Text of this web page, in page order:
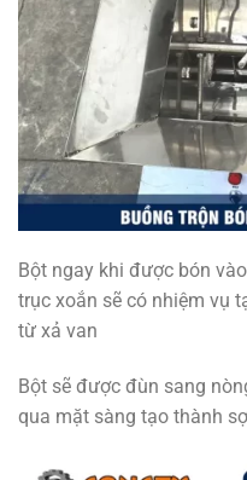
Bột ngay khi được bón
trục xoắn sẽ có nhiệm vụ
từ xả van
Bột sẽ được đùn sang
qua mặt sàng tạo thành